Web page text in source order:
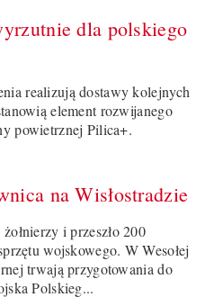
dla polskiego
realizują dostawy kolejnych
element rozwijanego
powietrznej Pilica+.
na Wisłostradzie
i przeszło 200
wojskowego. W Wesołej
trwają przygotowania do
Polskieg...